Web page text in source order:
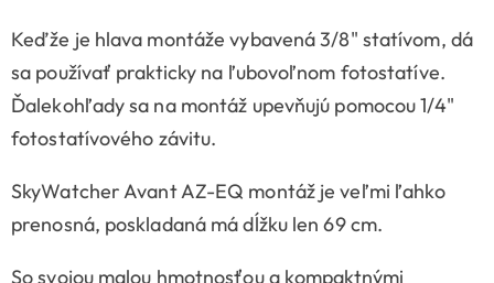
Keďže je hlava montáže vybavená 3/8" statívom, dá
sa používať prakticky na ľubovoľnom fotostatíve.
Ďalekohľady sa na montáž upevňujú pomocou 1/4"
fotostatívového závitu.
SkyWatcher Avant AZ-EQ montáž je veľmi ľahko
prenosná, poskladaná má dĺžku len 69 cm.
So svojou malou hmotnosťou a kompaktnými